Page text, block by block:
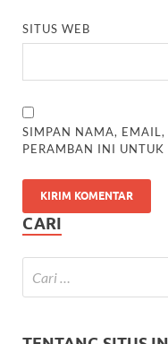
SITUS WEB
SIMPAN NAMA, EMAIL,
PERAMBAN INI UNTUK
CARI